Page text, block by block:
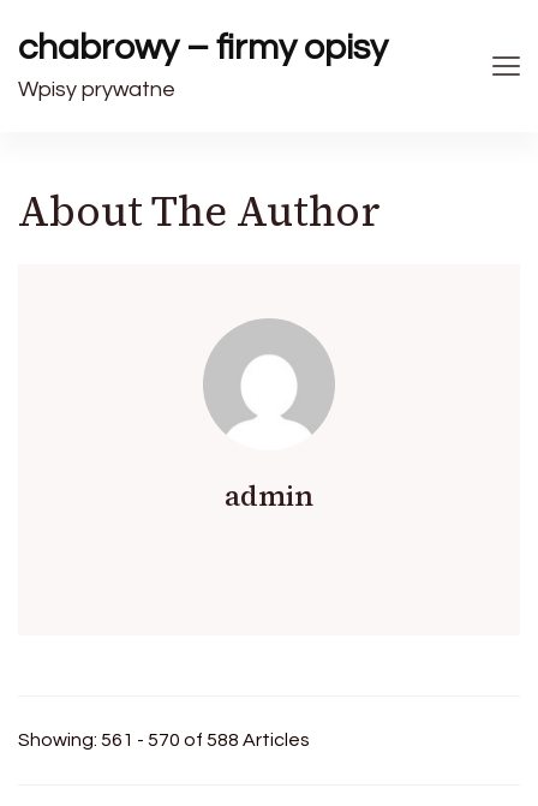
chabrowy – firmy opisy
Wpisy prywatne
About The Author
admin
Showing: 561 - 570 of 588 Articles